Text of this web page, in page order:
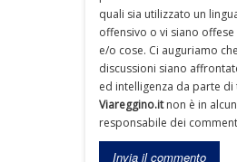
quali sia utilizzato un
offensivo o vi siano
e/o cose. Ci auguriamo
discussioni siano
ed intelligenza da parte di
Viareggino.itnon è in
responsabile dei